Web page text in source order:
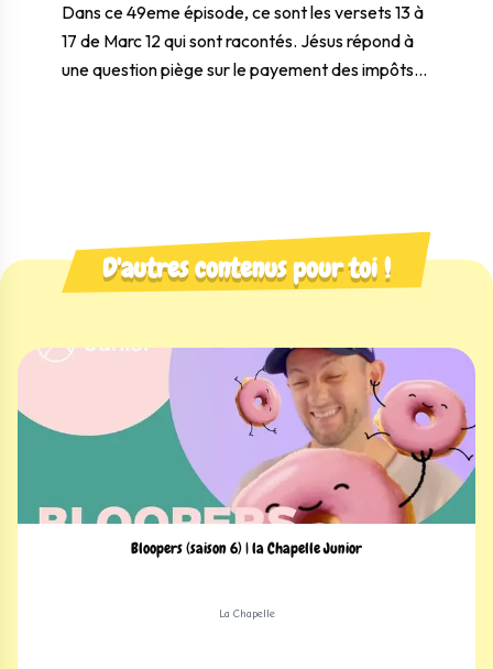
Dans ce 49eme épisode, ce sont les versets 13 à
17 de Marc 12qui sont racontés. Jésus répond à
une question piège sur le payement des impôts...
D'autres contenus pour toi !
Bloopers (saison 6) | la Chapelle Junior
La Chapelle